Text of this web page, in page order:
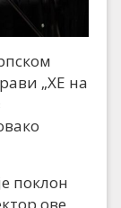
„ХЕ на
поклон
ове